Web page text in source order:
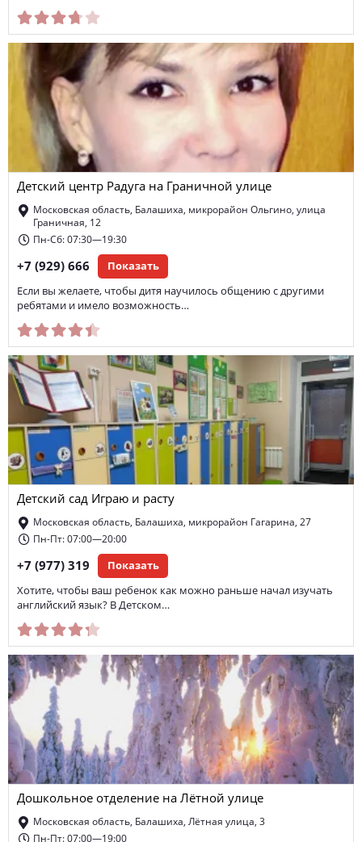
Детский центр Радуга на Граничной улице
Московская область, Балашиха, микрорайон Ольгино, улица
Граничная, 12
Пн-Сб: 07:30—19:30
+7 (929) 666 Показать
Если вы желаете, чтобы дитя научилось общению с другими
ребятами и имело возможность…
Детский сад Играю и расту
Московская область, Балашиха, микрорайон Гагарина, 27
Пн-Пт: 07:00—20:00
+7 (977) 319 Показать
Хотите, чтобы ваш ребенок как можно раньше начал изучать
английский язык? В Детском…
Дошкольное отделение на Лётной улице
Московская область, Балашиха, Лётная улица, 3
Пн-Пт: 07:00—19:00